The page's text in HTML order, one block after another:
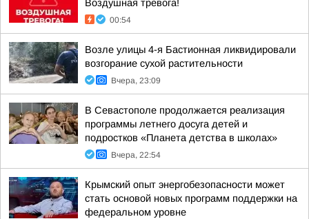
Воздушная тревога!
00:54
Возле улицы 4-я Бастионная ликвидировали
возгорание сухой растительности
Вчера, 23:09
В Севастополе продолжается реализация
программы летнего досуга детей и
подростков «Планета детства в школах»
Вчера, 22:54
Крымский опыт энергобезопасности может
стать основой новых программ поддержки на
федеральном уровне